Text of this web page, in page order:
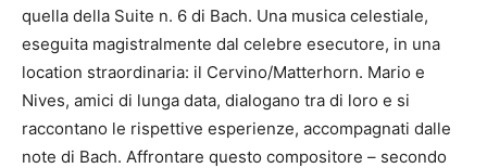
quella della Suite n. 6 di Bach. Una musica celestiale,
eseguita magistralmente dal celebre esecutore, in una
location straordinaria: il Cervino/Matterhorn. Mario e
Nives, amici di lunga data, dialogano tra di loro e si
raccontano le rispettive esperienze, accompagnati dalle
note di Bach. Affrontare questo compositore – secondo